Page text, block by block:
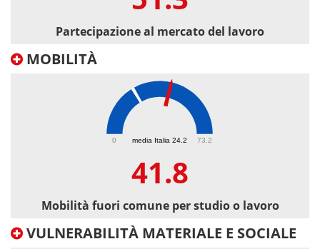
Partecipazione al mercato del lavoro
MOBILITÀ
media Italia 24.2
0 73.2
41.8
Mobilità fuori comune per studio o lavoro
VULNERABILITÀ MATERIALE E SOCIALE